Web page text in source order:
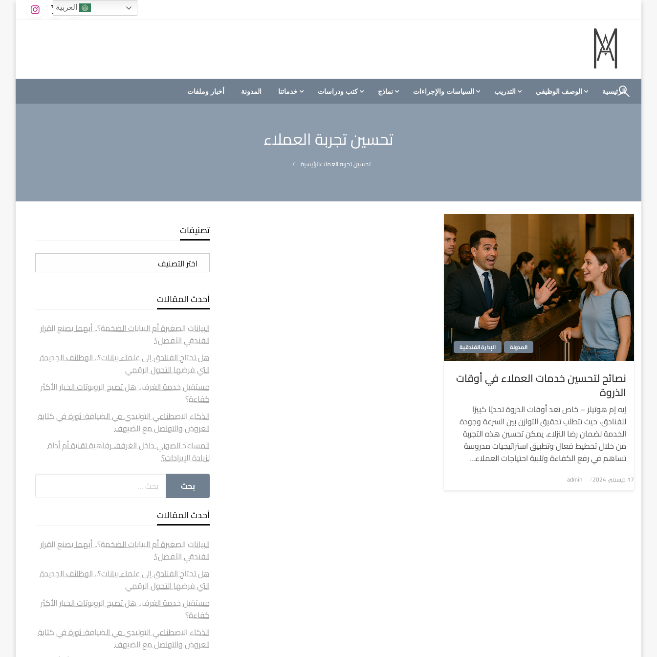
M A hotels | إم ايه هوتيلز
الموقع الأول للعاملين في الفنادق في العالم العربي
الرئيسية الوصف الوظيفي التدريب السياسات والإجراءات نماذج كتب ودراسات خدماتنا المدونة أخبار وملفات
تحسين تجربة العملاء
الرئيسيةتحسين تجربة العملاء
الإدارة الفندقية المدونة
نصائح لتحسين خدمات العملاء في أوقات
الذروة
إيه إم هوتيلز – خاص تعد أوقات الذروة تحديًا كبيرًا
للفنادق، حيث تتطلب تحقيق التوازن بين السرعة وجودة
الخدمة لضمان رضا النزلاء. يمكن تحسين هذه التجربة
من خلال تخطيط فعال وتطبيق استراتيجيات مدروسة
تساهم في رفع الكفاءة وتلبية احتياجات العملاء…
نُشر
17 ديسمبر، 2024 admin
تصنيفات
تصنيفات
أحدث المقالات
البيانات الصغيرة أم البيانات الضخمة؟.. أيهما يصنع القرار
الفندقي الأفضل؟
هل تحتاج الفنادق إلى علماء بيانات؟.. الوظائف الجديدة
التي فرضها التحول الرقمي
مستقبل خدمة الغرف.. هل تصبح الروبوتات الخيار الأكثر
كفاءة؟
الذكاء الاصطناعي التوليدي في الضيافة: ثورة في كتابة
العروض والتواصل مع الضيوف
المساعد الصوتي داخل الغرفة.. رفاهية تقنية أم أداة
لزيادة الإيرادات؟
أحدث المقالات
البيانات الصغيرة أم البيانات الضخمة؟.. أيهما يصنع القرار
الفندقي الأفضل؟
هل تحتاج الفنادق إلى علماء بيانات؟.. الوظائف الجديدة
التي فرضها التحول الرقمي
مستقبل خدمة الغرف.. هل تصبح الروبوتات الخيار الأكثر
كفاءة؟
الذكاء الاصطناعي التوليدي في الضيافة: ثورة في كتابة
العروض والتواصل مع الضيوف
العربية